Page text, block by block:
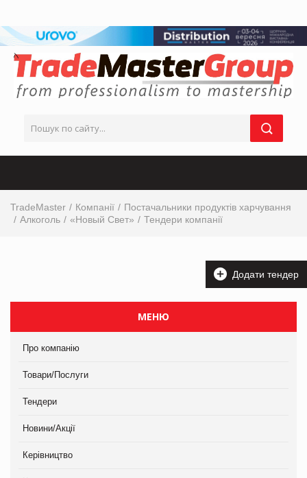
TradeMaster Компанії
Постачальники продуктів харчування
Алкоголь
«Новый Свет» Тендери компанії
Додати тендер
МЕНЮ
Про компанію
Товари/Послуги
Тендери
Новини/Акції
Керівництво